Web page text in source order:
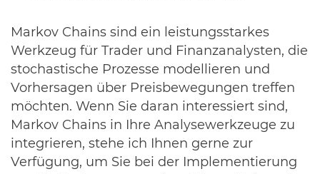
Markov Chains sind ein leistungsstarkes
Werkzeug für Trader und Finanzanalysten, die
stochastische Prozesse modellieren und
Vorhersagen über Preisbewegungen treffen
möchten. Wenn Sie daran interessiert sind,
Markov Chains in Ihre Analysewerkzeuge zu
integrieren, stehe ich Ihnen gerne zur
Verfügung, um Sie bei der Implementierung